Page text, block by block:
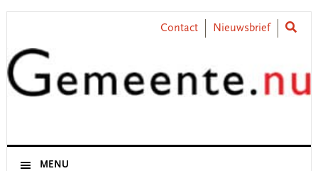
Skip
primary
navigation
Skip
content
Skip
primary
sidebar
Skip
footer
Contact Nieuwsbrief
MENU